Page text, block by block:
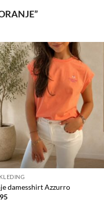
Toevoegen
aan
verlanglijst
damesshirt Azzurro